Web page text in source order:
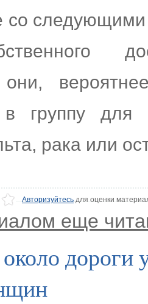
со
они,
группу для
рака или
Авторизуйтесьдля оценки
еще
дороги